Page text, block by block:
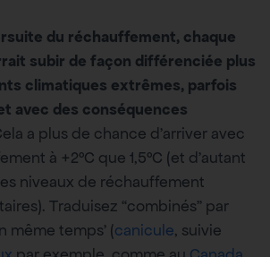
du réchauffement, chaque
subir de façon différenciée plus
climatiques extrêmes, parfois
avec des conséquences
a plus de chance d’arriver avec
à +2°C que 1,5°C (et d’autant
niveaux de réchauffement
Traduisez “combinés” par
même temps’ (canicule, suivie